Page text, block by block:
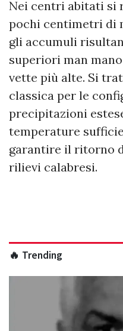
Nei centri abitati si
pochi centimetri di
gli accumuli
superiori man
vette più alte. Si
classica per le
precipitazioni
temperature
garantire il ritorno
rilievi calabresi.
🔥 Trending